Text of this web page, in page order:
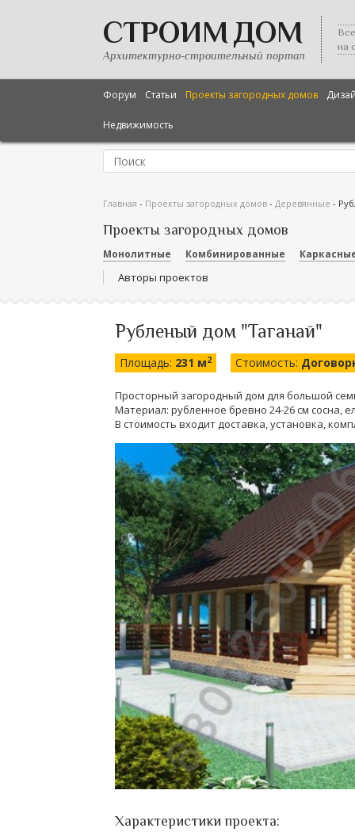
СТРОИМ ДОМ
Архитектурно-строительный портал
на
Форум Статьи Проекты загородных домов
Недвижимость
Главная - Проекты загородных домов - Деревянные -
Проекты загородных домов
Монолитные Комбинированные
Авторы проектов
Рубленый дом "Таганай"
Площадь: 231 м2 Стоимость:
Просторный загородный дом для большой
Материал: рубленное бревно 24-26 см сосна,
В стоимость входит доставка, установка,
Характеристики проекта: